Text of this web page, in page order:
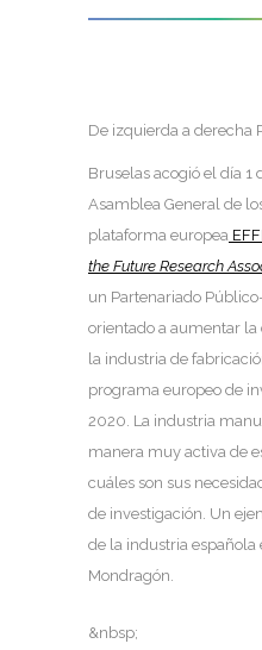
De izquierda a derecha
Bruselas acogió el día 1
Asamblea General de
plataforma europea
the Future Research
un Partenariado
orientado a aumentar
la industria de
programa europeo de
2020. La industria
manera muy activa de
cuáles son sus
de investigación. Un
de la industria española
Mondragón.
&nbsp;